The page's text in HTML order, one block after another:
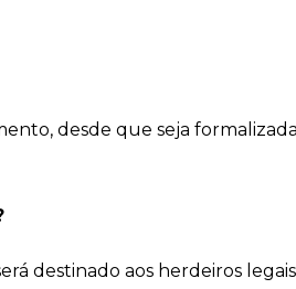
desde que seja formalizada
destinado aos herdeiros